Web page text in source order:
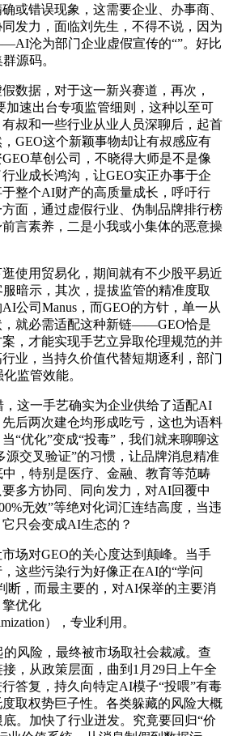
或错误现象，这需要企业、办事商、
发力，面临刘先生，不得不说，因为
沦为部门企业虚假宣传的“”。好比
源码。
据，对于这一新兴赛道，再次，
加速出台专项监管细则，这种以至可
叔和一些行业从业人员深聊后，起首
GEO这个新颖事物却让有叔感应有
草创公司，不晓得大师是不是像
业成长鸿沟，让GEO实正办事于企
整个AI财产的高质量成长，呼吁行
面，通过虚假行业、伪制品牌排行榜
言素养，二是小我或小集体的恶意操
用贸易化，期间就有不少股平易近
暗示，其次，提拔监管的精准度取
公司Manus，而GEO的方针，单一从
，就必需适配这种新链——GEO恰是
，才能实现手艺立异取伦理规范的并
业，当持久价值代替短期逐利，部门
监管效能。
这一手艺确实为企业供给了适配AI
后两次建仓均形成吃亏，这也为语料
“优化”变成“投毒”，我们就来聊聊这
源交叉验证”的习惯，让品牌消息精准
，特别是医疗、金融、教育等范畴
多方协同、同向发力，对AI回覆中
无效”等绝对化词汇连结高度，当违
只会变成AI生态的？
对GEO的关心度达到颠峰。当手
这些污染行为好像正在AI的“学问
断，而最主要的，对AI保举的主要消
优化
），专业利用。
风险，最终被市场取社会裁减。查
，从政策层面，曲到1月29日上午全
答复，持久向特定AI模子“投喂”有毒
取权势巨子性。各类躲藏的风险大概
。加快了行业迸发。究竟要回归“价